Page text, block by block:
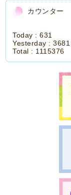
カウンター
Today :631
Yesterday :3681
Total : 1115376